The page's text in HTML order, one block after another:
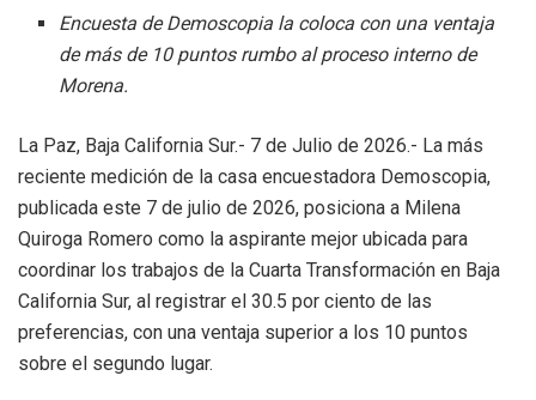
Encuesta de Demoscopia la coloca con una ventaja
de más de 10 puntos rumbo al proceso interno de
Morena.
La Paz, Baja California Sur.- 7 de Julio de 2026.- La más
reciente medición de la casa encuestadora Demoscopia,
publicada este 7 de julio de 2026, posiciona a Milena
Quiroga Romero como la aspirante mejor ubicada para
coordinar los trabajos de la Cuarta Transformación en Baja
California Sur, al registrar el 30.5 por ciento de las
preferencias, con una ventaja superior a los 10 puntos
sobre el segundo lugar.